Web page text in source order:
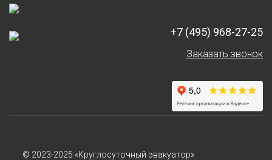
+7 (495) 968-27-25
Заказать звонок
© 2023-2025 «Круглосуточный эвакуатор»